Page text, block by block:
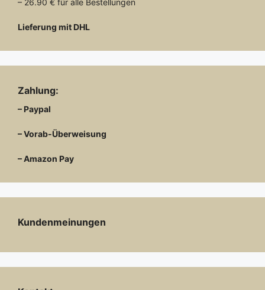
– 26.90 € für alle Bestellungen
Lieferung mit DHL
Zahlung:
– Paypal
– Vorab-Überweisung
– Amazon Pay
Kundenmeinungen